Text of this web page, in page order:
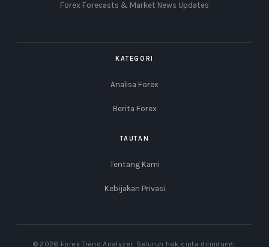
Forex Forecasts & Market News Updates
KATEGORI
Analisa Forex
Berita Forex
TAUTAN
Tentang Kami
Kebijakan Privasi
© 2026 Forex Trend Analyzer. Seluruh hak cipta dilindungi.